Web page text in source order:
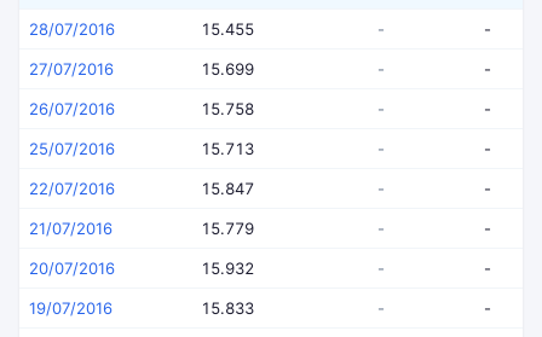
28/07/2016 15.455 - -
27/07/2016 15.699 - -
26/07/2016 15.758 - -
25/07/2016 15.713 - -
22/07/2016 15.847 - -
21/07/2016 15.779 - -
20/07/2016 15.932 - -
19/07/2016 15.833 - -